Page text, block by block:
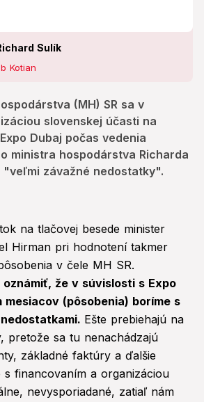
Sulík
Kotian
(MH) SR sa v
slovenskej účasti na
Dubaj počas vedenia
ministra hospodárstva Richarda
"veľmi závažné nedostatky".
na tlačovej besede minister
Hirman pri hodnotení takmer
v čele MH SR.
oznámiť, že v súvislosti s Expo
mesiacov (pôsobenia) boríme s
Ešte prebiehajú na
pretože sa tu nenachádzajú
základné faktúry a ďalšie
s financovaním a organizáciou
nevysporiadané, zatiaľ nám